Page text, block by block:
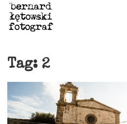
Tag: 2